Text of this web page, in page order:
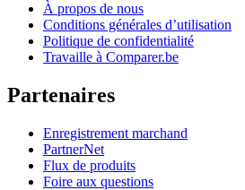
À propos de nous
Conditions générales d’utilisation
Politique de confidentialité
Travaille à Comparer.be
Partenaires
Enregistrement marchand
PartnerNet
Flux de produits
Foire aux questions